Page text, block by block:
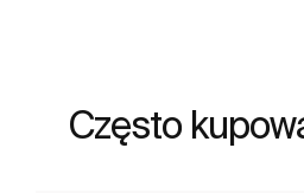
Często